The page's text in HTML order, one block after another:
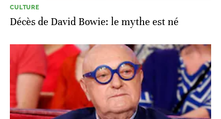
CULTURE
Décès de David Bowie: le mythe est né